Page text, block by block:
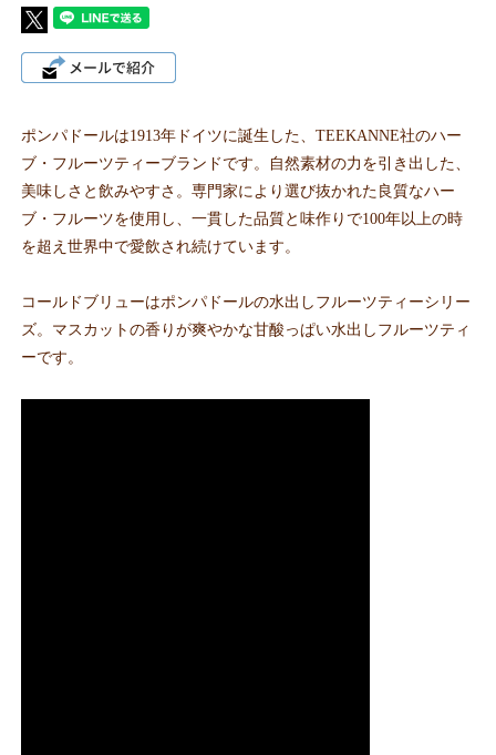
ポンパドールは1913年ドイツに誕生した、TEEKANNE社のハー
ブ・フルーツティーブランドです。自然素材の力を引き出した、
美味しさと飲みやすさ。専門家により選び抜かれた良質なハー
ブ・フルーツを使用し、一貫した品質と味作りで100年以上の時
を超え世界中で愛飲され続けています。
コールドブリューはポンパドールの水出しフルーツティーシリー
ズ。マスカットの香りが爽やかな甘酸っぱい水出しフルーツティ
ーです。